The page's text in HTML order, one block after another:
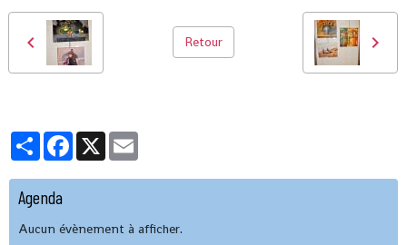
Retour
PartagerFacebook
X
Agenda
Aucun évènement à afficher.